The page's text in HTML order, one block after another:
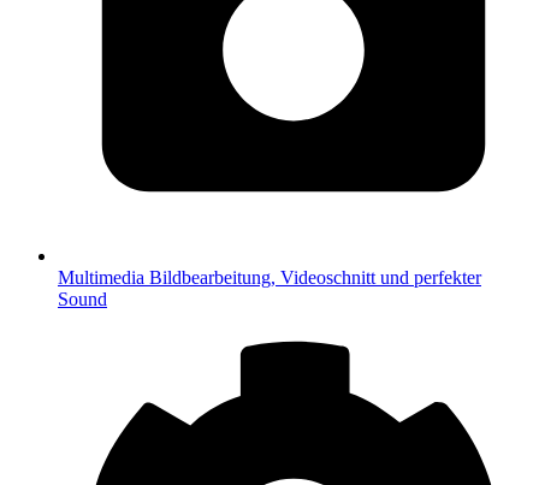
Multimedia Bildbearbeitung, Videoschnitt und perfekter
Sound